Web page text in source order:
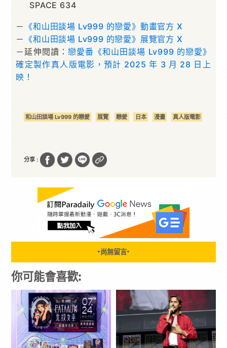
SPACE 634
－ 《和山田談場 Lv999 的戀愛》動畫官方 X
－ 《和山田談場 Lv999 的戀愛》展覽官方 X
－延伸閱讀： 戀愛番《和山田談場 Lv999 的戀愛》
確定製作真人版電影，預計 2025 年 3 月 28 日上
映！
和山田談場 Lv999 的戀愛 展覽 戀愛 日本 漫畫 真人版電影
分享 :
▼ 尚無留言▼
你可能會喜歡: